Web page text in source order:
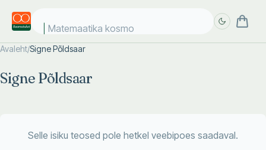
Matemaatika kosmo
Avaleht/Signe Põldsaar
Signe Põldsaar
Selle isiku teosed pole hetkel veebipoes saadaval.